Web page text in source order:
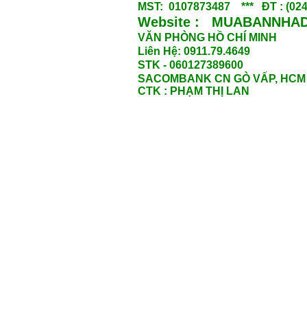
MST: 0107873487 *** ĐT :
Website :
VĂN PHÒNG HỒ CHÍ MINH
Liên Hệ: 0911.79.4649
STK - 060127389600
SACOMBANK CN GÒ VẤP, HCM
CTK : PHẠM THỊ LAN